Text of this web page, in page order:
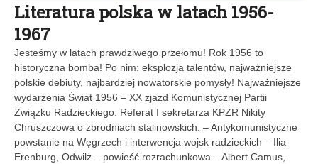
Literatura polska w latach 1956-
1967
Jesteśmy w latach prawdziwego przełomu! Rok 1956 to
historyczna bomba! Po nim: eksplozja talentów, najważniejsze
polskie debiuty, najbardziej nowatorskie pomysły! Najważniejsze
wydarzenia Świat 1956 – XX zjazd Komunistycznej Partii
Związku Radzieckiego. Referat I sekretarza KPZR Nikity
Chruszczowa o zbrodniach stalinowskich. – Antykomunistyczne
powstanie na Węgrzech i interwencja wojsk radzieckich – Ilia
Erenburg, Odwilż – powieść rozrachunkowa – Albert Camus,